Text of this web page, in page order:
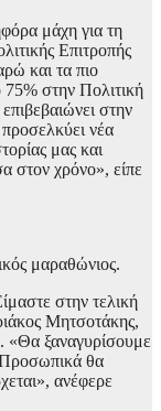
μάχη για τη
Επιτροπής
και τα πιο
στην Πολιτική
στην
νέα
μας και
στον χρόνο», είπε
μαραθώνιος.
στην τελική
Μητσοτάκης,
«Θα ξαναγυρίσουμε
θα
ανέφερε